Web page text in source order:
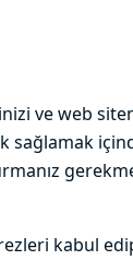
ve web
sağlamak
kabul